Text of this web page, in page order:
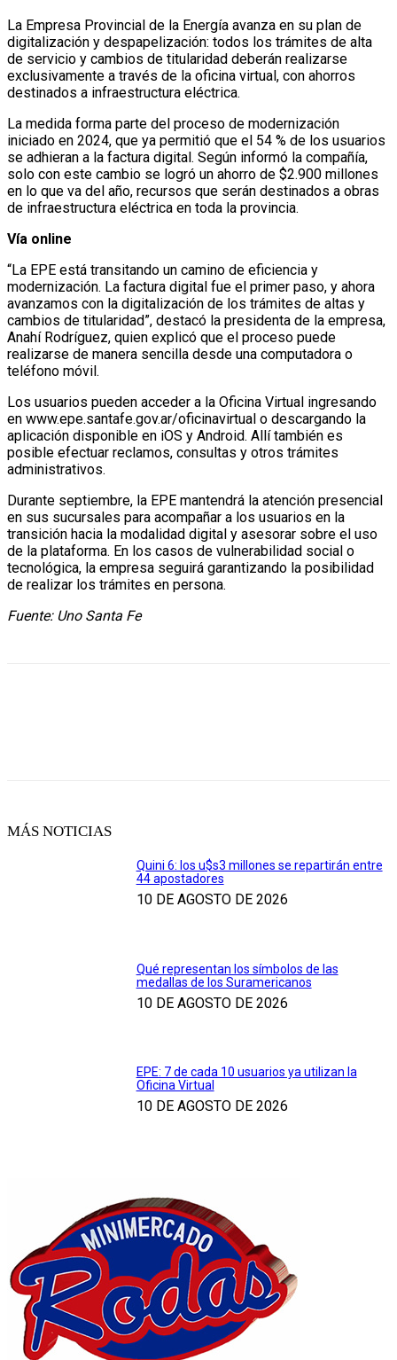
La Empresa Provincial de la Energía avanza en su plan de
digitalización y despapelización: todos los trámites de alta
de servicio y cambios de titularidad deberán realizarse
exclusivamente a través de la oficina virtual, con ahorros
destinados a infraestructura eléctrica.
La medida forma parte del proceso de modernización
iniciado en 2024, que ya permitió que el 54 % de los usuarios
se adhieran a la factura digital. Según informó la compañía,
solo con este cambio se logró un ahorro de $2.900 millones
en lo que va del año, recursos que serán destinados a obras
de infraestructura eléctrica en toda la provincia.
Vía online
“La EPE está transitando un camino de eficiencia y
modernización. La factura digital fue el primer paso, y ahora
avanzamos con la digitalización de los trámites de altas y
cambios de titularidad”, destacó la presidenta de la empresa,
Anahí Rodríguez, quien explicó que el proceso puede
realizarse de manera sencilla desde una computadora o
teléfono móvil.
Los usuarios pueden acceder a la Oficina Virtual ingresando
en www.epe.santafe.gov.ar/oficinavirtual o descargando la
aplicación disponible en iOS y Android. Allí también es
posible efectuar reclamos, consultas y otros trámites
administrativos.
Durante septiembre, la EPE mantendrá la atención presencial
en sus sucursales para acompañar a los usuarios en la
transición hacia la modalidad digital y asesorar sobre el uso
de la plataforma. En los casos de vulnerabilidad social o
tecnológica, la empresa seguirá garantizando la posibilidad
de realizar los trámites en persona.
Fuente: Uno Santa Fe
MÁS NOTICIAS
Quini 6: los u$s3 millones se repartirán entre
44 apostadores
10 DE AGOSTO DE 2026
Qué representan los símbolos de las
medallas de los Suramericanos
10 DE AGOSTO DE 2026
EPE: 7 de cada 10 usuarios ya utilizan la
Oficina Virtual
10 DE AGOSTO DE 2026